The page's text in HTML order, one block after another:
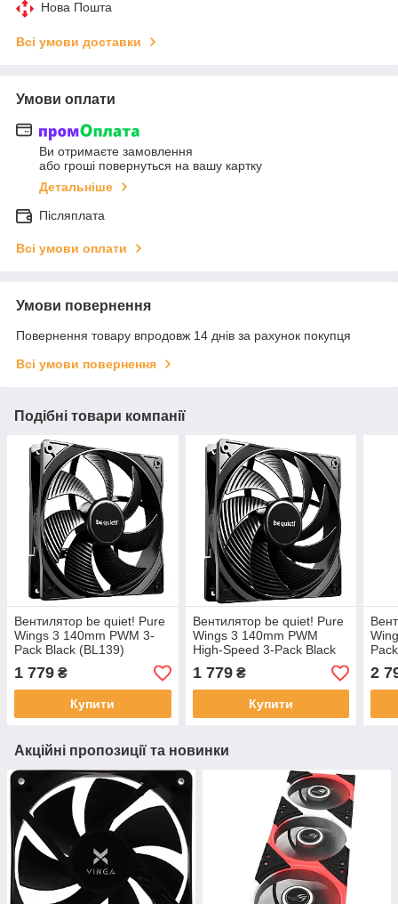
Нова Пошта
Всі умови доставки
Умови оплати
Ви отримаєте замовлення
або гроші повернуться на вашу картку
Детальніше
Післяплата
Всі умови оплати
Умови повернення
Повернення товару впродовж 14 днів за рахунок покупця
Всі умови повернення
Подібні товари компанії
Вентилятор be quiet! Pure
Wings 3 140mm PWM 3-
Pack Black (BL139)
1 779 ₴
Купити
Вентилятор be quiet! Pure
Wings 3 140mm PWM
High-Speed 3-Pack Black
(BL138)
1 779₴
Купити
2
Акційні пропозиції та новинки